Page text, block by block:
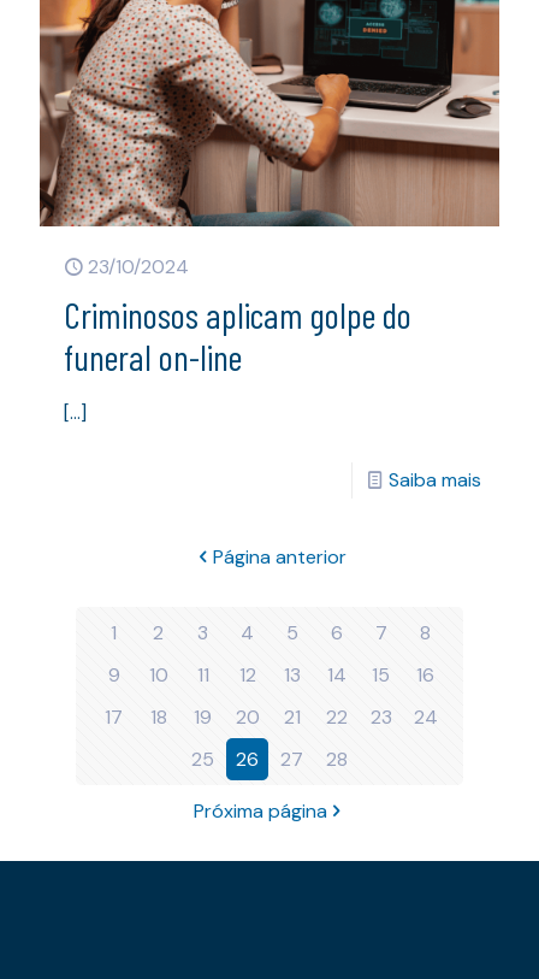
23/10/2024
Criminosos aplicam golpe do
funeral on-line
[…]
Saiba mais
Página anterior
1 2 3 4 5 6 7
8
9
10 11 12 13 14 15
16
17
18 19 20 21 22 23
24
25
26 27 28
Próxima página